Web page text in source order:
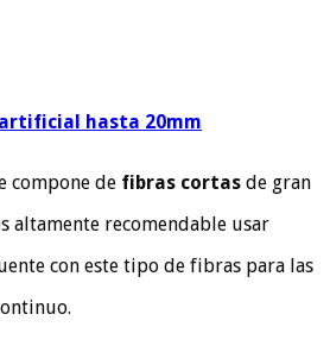
artificial hasta 20mm
compone de fibras cortas de gran
altamente recomendable usar
con este tipo de fibras para las